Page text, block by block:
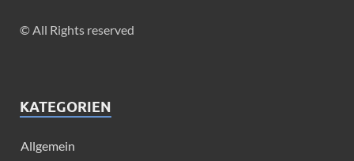
© All Rights reserved
KATEGORIEN
Allgemein